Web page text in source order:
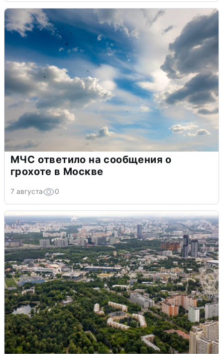
МЧС ответило на сообщения о
грохоте в Москве
7 августа 0